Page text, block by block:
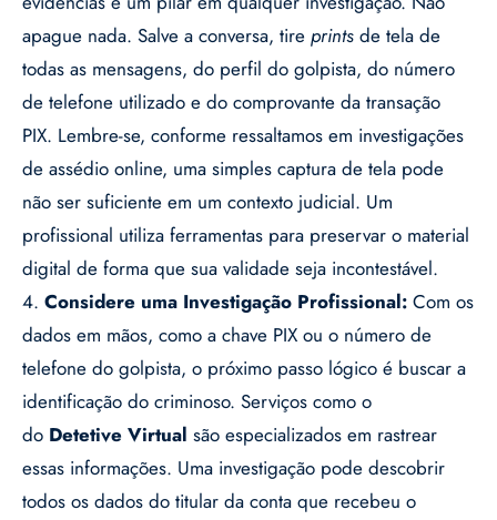
apague nada. Salve a conversa, tire prints de tela de
todas as mensagens, do perfil do golpista, do número
de telefone utilizado e do comprovante da transação
PIX. Lembre-se, conforme ressaltamos em investigações
de assédio online, uma simples captura de tela pode
não ser suficiente em um contexto judicial. Um
profissional utiliza ferramentas para preservar o material
digital de forma que sua validade seja incontestável.
4. Considere uma Investigação Profissional: Com os
dados em mãos, como a chave PIX ou o número de
telefone do golpista, o próximo passo lógico é buscar a
identificação do criminoso. Serviços como o
do Detetive Virtual são especializados em rastrear
essas informações. Uma investigação pode descobrir
todos os dados do titular da conta que recebeu o